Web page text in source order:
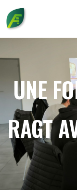
UNE
RAGT